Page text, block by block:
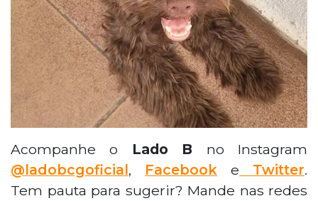
Acompanhe o Lado B no Instagram
@ladobcgoficial, Facebook e Twitter.
Tem pauta para sugerir? Mande nas redes